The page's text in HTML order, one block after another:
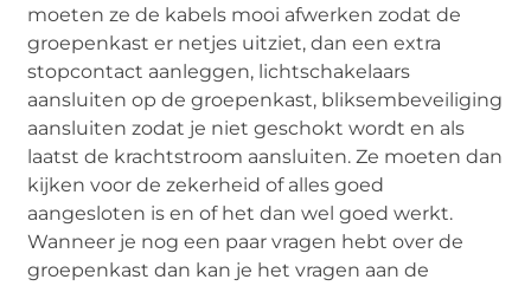
moeten ze de kabels mooi afwerken zodat de
groepenkast er netjes uitziet, dan een extra
stopcontact aanleggen, lichtschakelaars
aansluiten op de groepenkast, bliksembeveiliging
aansluiten zodat je niet geschokt wordt en als
laatst de krachtstroom aansluiten. Ze moeten dan
kijken voor de zekerheid of alles goed
aangesloten is en of het dan wel goed werkt.
Wanneer je nog een paar vragen hebt over de
groepenkast dan kan je het vragen aan de